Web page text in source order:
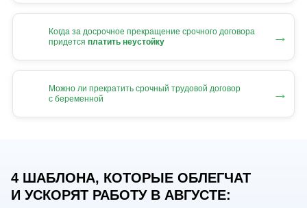
Когда за досрочное прекращение срочного договора
придется платить неустойку →
Можно ли прекратить срочный трудовой договор
с беременной
→
4 ШАБЛОНА, КОТОРЫЕ ОБЛЕГЧАТ
И УСКОРЯТ РАБОТУ В АВГУСТЕ: